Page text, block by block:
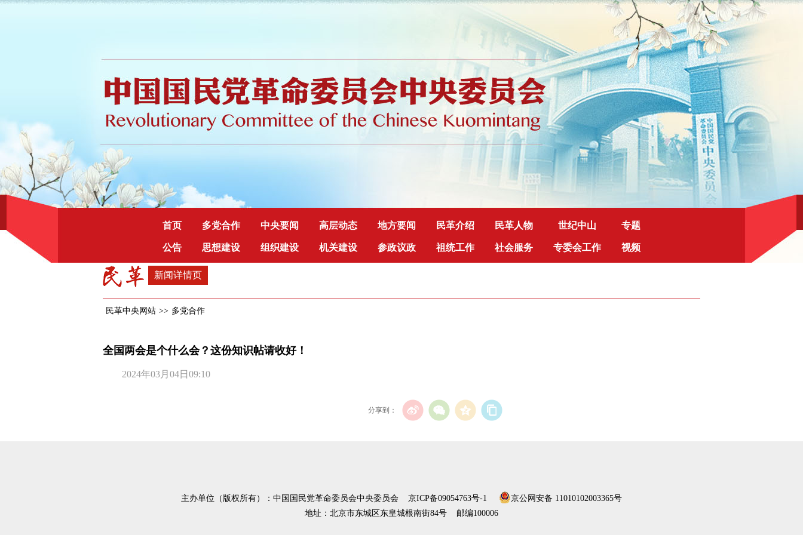
首页 多党合作 中央要闻 高层动态 地方要闻 民革介绍 民革人物 世纪中山 专题
公告 思想建设 组织建设 机关建设 参政议政 祖统工作 社会服务 专委会工作 视频
新闻详情页
民革中央网站 >> 多党合作
全国两会是个什么会？这份知识帖请收好！
2024年03月04日09:10
分享到：
主办单位（版权所有）：中国国民党革命委员会中央委员会 京ICP备09054763号-1
京公网安备 11010102003365号
地址：北京市东城区东皇城根南街84号 邮编100006